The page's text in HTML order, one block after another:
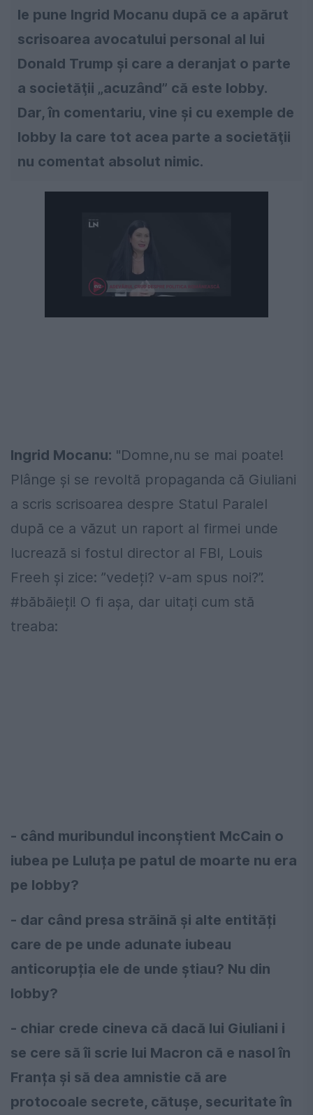
le pune Ingrid Mocanu după ce a apărut
scrisoarea avocatului personal al lui
Donald Trump şi care a deranjat o parte
a societăţii „acuzând” că este lobby.
Dar, în comentariu, vine şi cu exemple de
lobby la care tot acea parte a societăţii
nu comentat absolut nimic.
Ingrid Mocanu: "Domne,nu se mai poate!
Plânge și se revoltă propaganda că Giuliani
a scris scrisoarea despre Statul Paralel
după ce a văzut un raport al firmei unde
lucrează si fostul director al FBI, Louis
Freeh și zice: ”vedeți? v-am spus noi?”.
#băbăieți! O fi așa, dar uitați cum stă
treaba:
- când muribundul inconștient McCain o
iubea pe Luluța pe patul de moarte nu era
pe lobby?
- dar când presa străină și alte entități
care de pe unde adunate iubeau
anticorupția ele de unde știau? Nu din
lobby?
- chiar crede cineva că dacă lui Giuliani i
se cere să îi scrie lui Macron că e nasol în
Franța și să dea amnistie că are
protocoale secrete, cătușe, securitate în